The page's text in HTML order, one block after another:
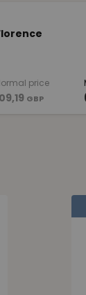
price
GBP